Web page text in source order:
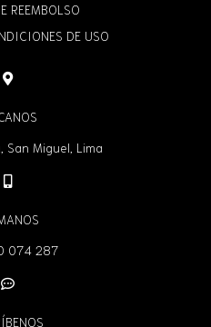
REEMBOLSO
DE USO
San Miguel, Lima
074 287